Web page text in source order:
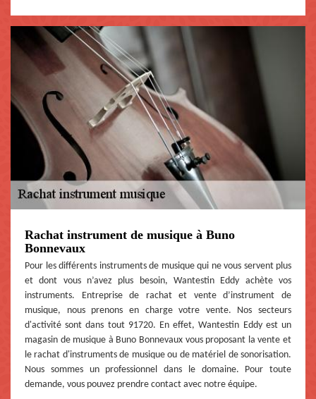
Rachat instrument de musique à Buno
Bonnevaux
Pour les différents instruments de musique qui ne vous servent plus
et dont vous n’avez plus besoin, Wantestin Eddy achète vos
instruments. Entreprise de rachat et vente d’instrument de
musique, nous prenons en charge votre vente. Nos secteurs
d'activité sont dans tout 91720. En effet, Wantestin Eddy est un
magasin de musique à Buno Bonnevaux vous proposant la vente et
le rachat d'instruments de musique ou de matériel de sonorisation.
Nous sommes un professionnel dans le domaine. Pour toute
demande, vous pouvez prendre contact avec notre équipe.